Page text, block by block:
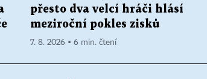
přesto dva velcí hráči hlásí
meziroční pokles zisků
7. 8. 2026 ▪ 6 min. čtení